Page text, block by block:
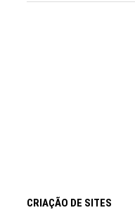
CRIAÇÃO DE SITES